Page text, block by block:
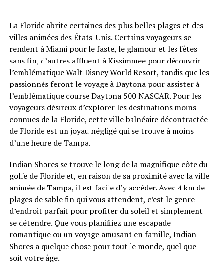
La Floride abrite certaines des plus belles plages et des
villes animées des États-Unis. Certains voyageurs se
rendent à Miami pour le faste, le glamour et les fêtes
sans fin, d’autres affluent à Kissimmee pour découvrir
l’emblématique Walt Disney World Resort, tandis que les
passionnés feront le voyage à Daytona pour assister à
l’emblématique course Daytona 500 NASCAR. Pour les
voyageurs désireux d’explorer les destinations moins
connues de la Floride, cette ville balnéaire décontractée
de Floride est un joyau négligé qui se trouve à moins
d’une heure de Tampa.
Indian Shores se trouve le long de la magnifique côte du
golfe de Floride et, en raison de sa proximité avec la ville
animée de Tampa, il est facile d’y accéder. Avec 4 km de
plages de sable fin qui vous attendent, c’est le genre
d’endroit parfait pour profiter du soleil et simplement
se détendre. Que vous planifiiez une escapade
romantique ou un voyage amusant en famille, Indian
Shores a quelque chose pour tout le monde, quel que
soit votre âge.